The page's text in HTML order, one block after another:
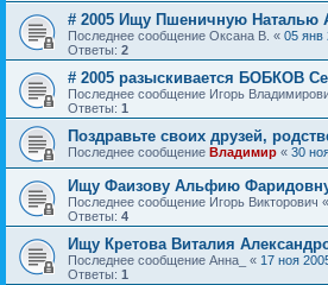
# 2005 Ищу Пшеничную Наталью
Последнее сообщение Оксана В. « 05 янв
Ответы: 2
# 2005 разыскиваетcя БОБКОВ
Последнее сообщение Игорь
Ответы: 1
Поздравьте своих друзей,
Последнее сообщение Владимир « 30
Ищу Фаизову Альфию
Последнее сообщение Игорь Викторович «
Ответы: 4
Ищу Кретова Виталия
Последнее сообщение Анна_ « 17 ноя
Ответы: 1